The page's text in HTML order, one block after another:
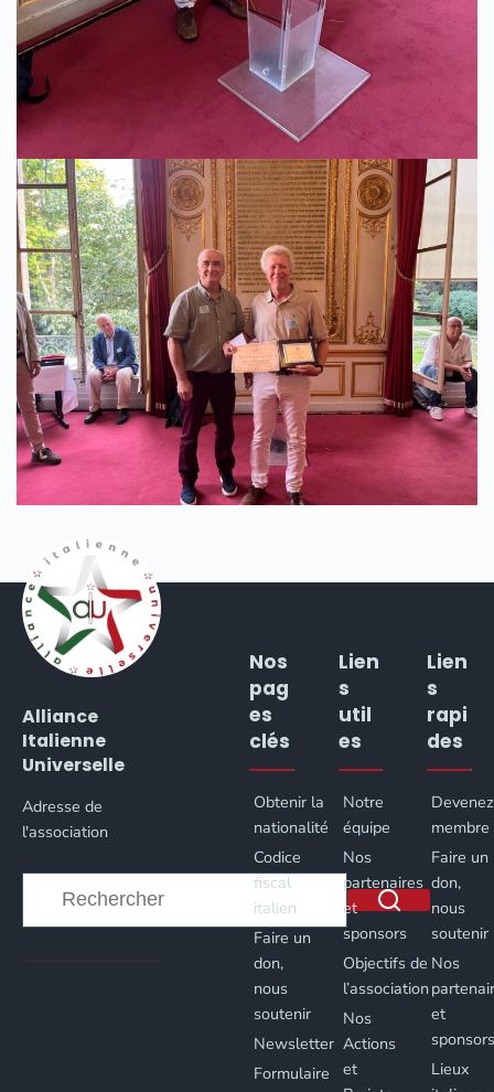
Alliance
Italienne
Universelle
Adresse de
l'association
résultat
Nos
pag
es
clés
Obtenir la
nationalité
Codice
fiscal
italien
Faire un
don,
nous
soutenir
Newsletter
Formulaire
Lien
s
util
es
Notre
équipe
Nos
partenaires
et
sponsors
Objectifs de
l’association
Nos
Actions
et
Lien
s
rapi
des
Devenez
membre
Faire un
don,
nous
soutenir
Nos
et
Lieux